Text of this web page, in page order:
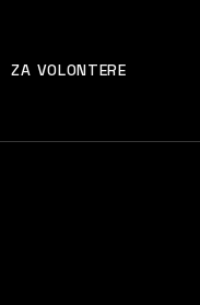
ZA VOLONTERE